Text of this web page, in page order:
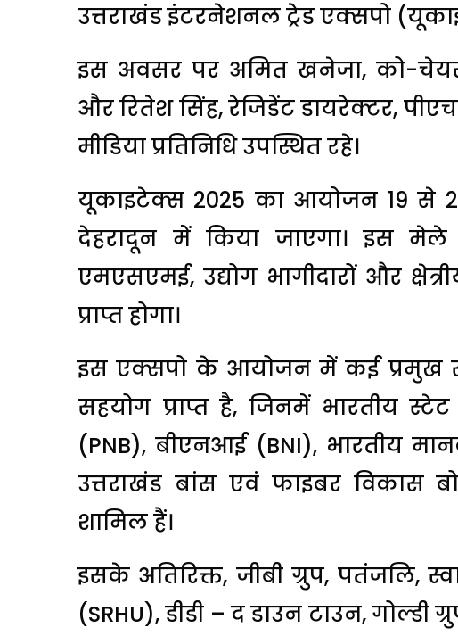
उत्तराखंड इंटरनेशनल ट्रेड एक्सपो
इस अवसर पर अमित खनेजा, को-
और रितेश सिंह, रेजिडेंट डायरेक्टर,
मीडिया प्रतिनिधि उपस्थित रहे।
यूकाइटेक्स 2025 का आयोजन 19 से
देहरादून में किया जाएगा। इस मेले
एमएसएमई, उद्योग भागीदारों और
प्राप्त होगा।
इस एक्सपो के आयोजन में कई प्रमुख
सहयोग प्राप्त है, जिनमें भारतीय
(PNB), बीएनआई (BNI), भारतीय
उत्तराखंड बांस एवं फाइबर विकास
शामिल हैं।
इसके अतिरिक्त, जीबी ग्रुप, पतंजलि,
(SRHU), डीडी – द डाउन टाउन, गोल्डी